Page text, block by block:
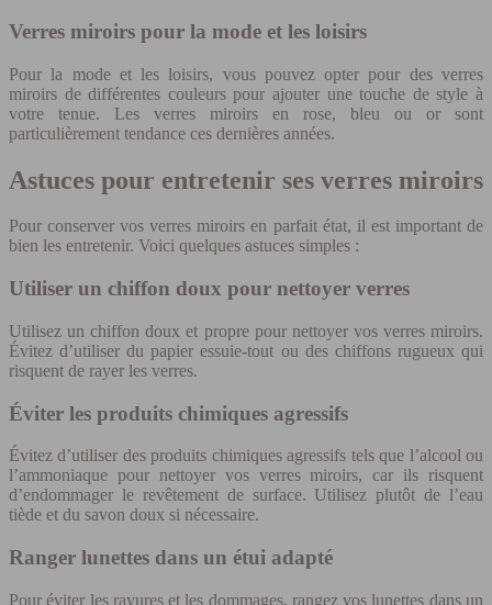
Verres miroirs pour la mode et les loisirs
Pour la mode et les loisirs, vous pouvez opter pour des verres
miroirs de différentes couleurs pour ajouter une touche de style à
votre tenue. Les verres miroirs en rose, bleu ou or sont
particulièrement tendance ces dernières années.
Astuces pour entretenir ses verres miroirs
Pour conserver vos verres miroirs en parfait état, il est important de
bien les entretenir. Voici quelques astuces simples :
Utiliser un chiffon doux pour nettoyer verres
Utilisez un chiffon doux et propre pour nettoyer vos verres miroirs.
Évitez d’utiliser du papier essuie-tout ou des chiffons rugueux qui
risquent de rayer les verres.
Éviter les produits chimiques agressifs
Évitez d’utiliser des produits chimiques agressifs tels que l’alcool ou
l’ammoniaque pour nettoyer vos verres miroirs, car ils risquent
d’endommager le revêtement de surface. Utilisez plutôt de l’eau
tiède et du savon doux si nécessaire.
Ranger lunettes dans un étui adapté
Pour éviter les rayures et les dommages, rangez vos lunettes dans un